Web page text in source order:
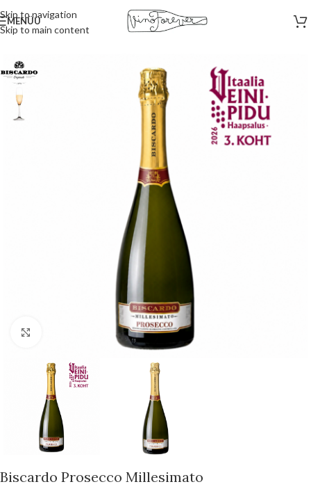
Skip to navigation
Skip to main content
MENÜÜ
Esileht /Vahuveinid
Vajuta suurendamiseks
Biscardo Prosecco Millesimato